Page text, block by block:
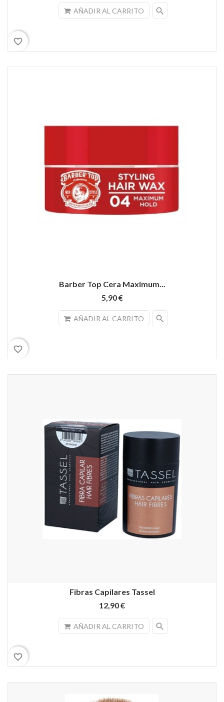
AÑADIR AL CARRITO search
favorite_border
Barber Top Cera Maximum...
5,90 €
AÑADIR AL CARRITO search
favorite_border
Fibras Capilares Tassel
12,90 €
AÑADIR AL CARRITO search
favorite_border